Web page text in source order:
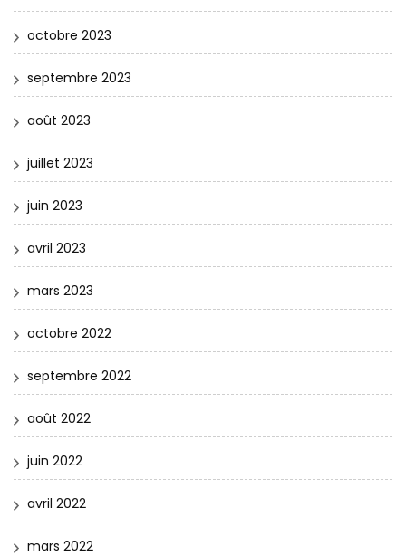
octobre 2023
septembre 2023
août 2023
juillet 2023
juin 2023
avril 2023
mars 2023
octobre 2022
septembre 2022
août 2022
juin 2022
avril 2022
mars 2022